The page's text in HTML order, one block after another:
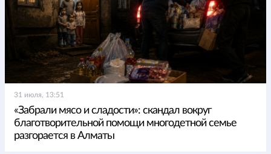
31 июля, 13:51
«Забрали мясо и сладости»: скандал вокруг
благотворительной помощи многодетной семье
разгорается в Алматы